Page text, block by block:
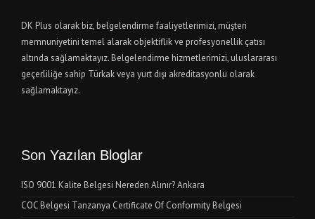
DK Plus olarak biz, belgelendirme faaliyetlerimizi, müşteri
memnuniyetini temel alarak objektiflik ve profesyonellik çatısı
altında sağlamaktayız. Belgelendirme hizmetlerimizi, uluslararası
geçerliliğe sahip Türkak veya yurt dışı akreditasyonlu olarak
sağlamaktayız.
Son Yazılan Bloglar
ISO 9001 Kalite Belgesi Nereden Alınır? Ankara
COC Belgesi Tanzanya Certificate Of Conformity Belgesi